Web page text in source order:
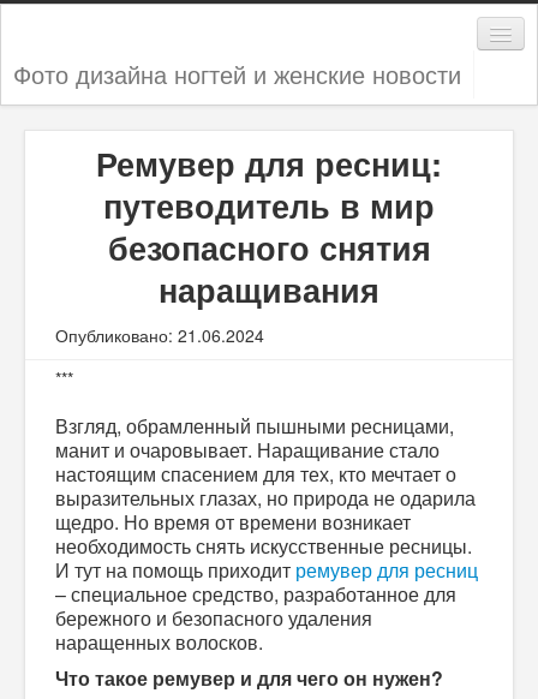
Фото дизайна ногтей и женские новости
Женские секреты
Мода и стиль
Ремувер для ресниц:
путеводитель в мир
безопасного снятия
наращивания
Опубликовано: 21.06.2024
***
Взгляд, обрамленный пышными ресницами,
манит и очаровывает. Наращивание стало
настоящим спасением для тех, кто мечтает о
выразительных глазах, но природа не одарила
щедро. Но время от времени возникает
необходимость снять искусственные ресницы.
И тут на помощь приходит ремувер для ресниц
– специальное средство, разработанное для
бережного и безопасного удаления
наращенных волосков.
Что такое ремувер и для чего он нужен?